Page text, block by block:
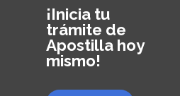
¡Inicia tu
trámite de
Apostilla hoy
mismo!